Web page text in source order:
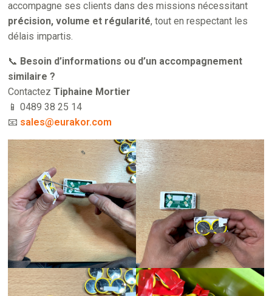
accompagne ses clients dans des missions nécessitant
précision, volume et régularité, tout en respectant les
délais impartis.
📞 Besoin d’informations ou d’un accompagnement
similaire ?
ContactezTiphaine Mortier
📱 0489 38 25 14
📧 sales@eurakor.com